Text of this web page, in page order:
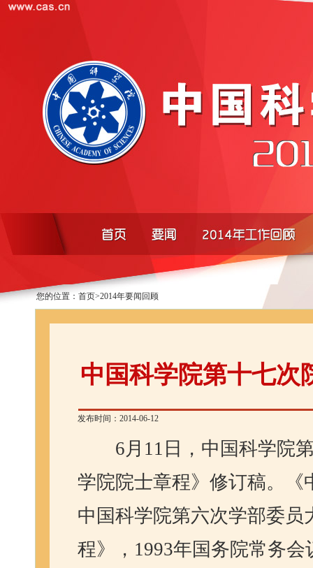
您的位置： 首页>2014年要闻回顾
中国科学院第十七次
发布时间：2014-06-12
6月 11 日， 中国科学院
学院院士章程》修订稿。
中国科学院第六次学部委
程》， 1993年国务院常务会